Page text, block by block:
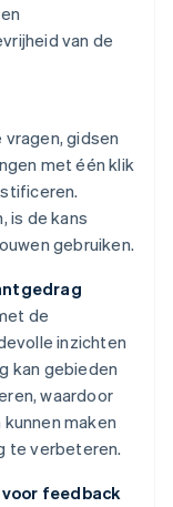
van de
gidsen
met één klik
is de kans
gebruiken.
de
inzichten
kan gebieden
waardoor
maken
te verbeteren.
feedback